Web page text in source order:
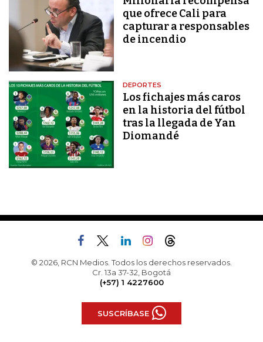
que ofrece Cali para
capturar a responsables
de incendio
DEPORTES
Los fichajes más caros
en la historia del fútbol
tras la llegada de Yan
Diomandé
© 2026, RCN Medios. Todos los derechos reservados.
Cr. 13a 37-32, Bogotá
(+57) 1 4227600
SUSCRÍBASE